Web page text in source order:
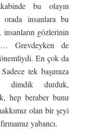
bu olayın
orada insanlara bu
insanların gözlerinin
Grevdeyken de
En çok da
tek başımıza
dimdik durduk,
hep beraber bunu
olan bir şeyi
yabancı.